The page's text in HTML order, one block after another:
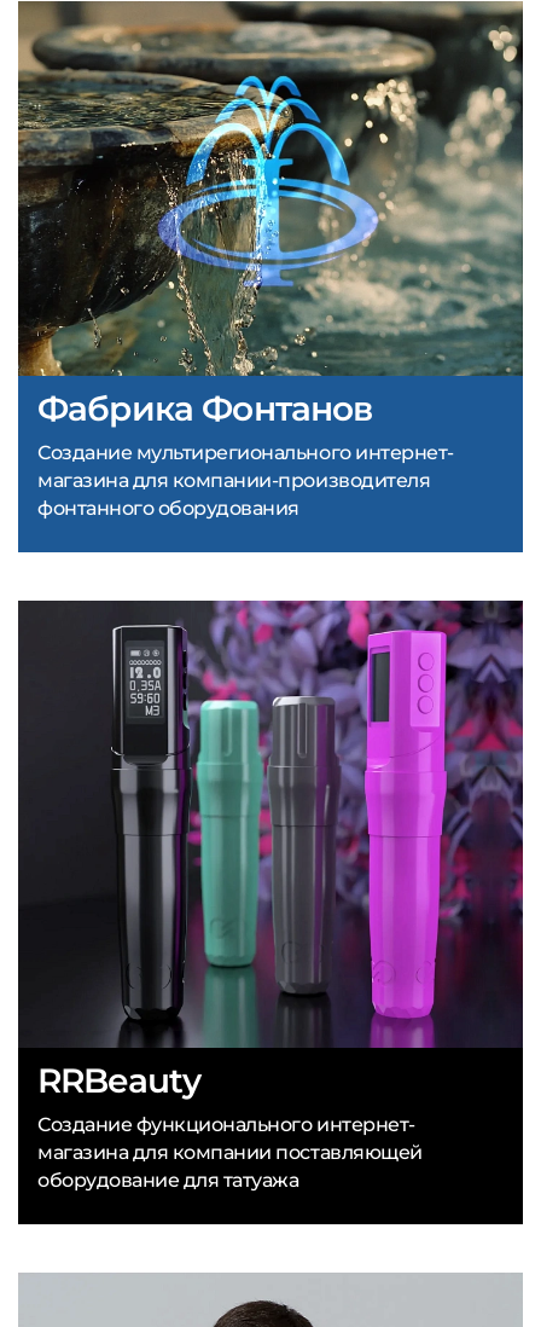
RRBeauty
Создание функционального интернет-
магазина для компании поставляющей
оборудование для татуажа
Фабрика Фонтанов
Создание мультирегионального интернет-
магазина для компании-производителя
фонтанного оборудования